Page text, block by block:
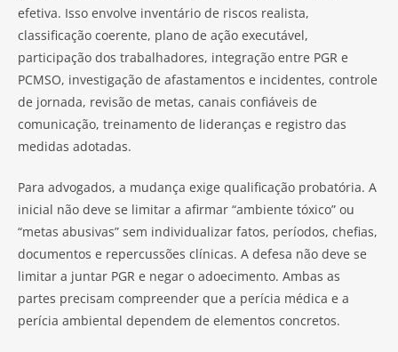
efetiva. Isso envolve inventário de riscos realista,
classificação coerente, plano de ação executável,
participação dos trabalhadores, integração entre PGR e
PCMSO, investigação de afastamentos e incidentes, controle
de jornada, revisão de metas, canais confiáveis de
comunicação, treinamento de lideranças e registro das
medidas adotadas.
Para advogados, a mudança exige qualificação probatória. A
inicial não deve se limitar a afirmar “ambiente tóxico” ou
“metas abusivas” sem individualizar fatos, períodos, chefias,
documentos e repercussões clínicas. A defesa não deve se
limitar a juntar PGR e negar o adoecimento. Ambas as
partes precisam compreender que a perícia médica e a
perícia ambiental dependem de elementos concretos.